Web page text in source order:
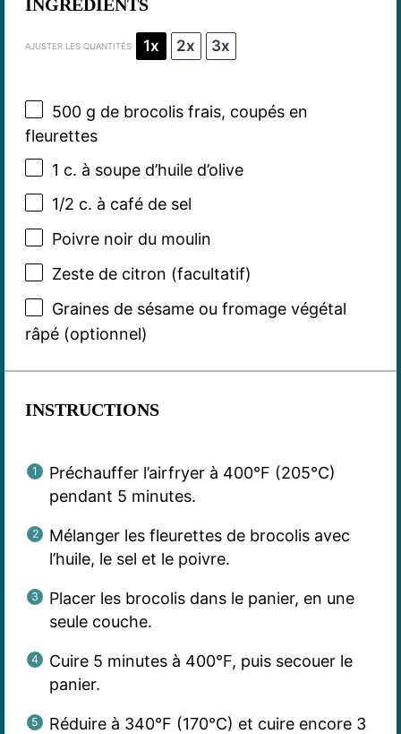
INGRÉDIENTS
AJUSTER LES QUANTITÉS 1x 2x 3x
500 g de brocolis frais, coupés en
fleurettes
1 c. à soupe d’huile d’olive
1/2 c. à café de sel
Poivre noir du moulin
Zeste de citron (facultatif)
Graines de sésame ou fromage végétal
râpé (optionnel)
INSTRUCTIONS
Préchauffer l’airfryer à 400°F (205°C)
pendant 5 minutes.
Mélanger les fleurettes de brocolis avec
l’huile, le sel et le poivre.
Placer les brocolis dans le panier, en une
seule couche.
Cuire 5 minutes à 400°F, puis secouer le
panier.
Réduire à 340°F (170°C) et cuire encore 3